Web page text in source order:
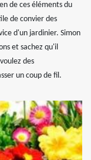
de ces éléments du
de convier des
d'un jardinier. Simon
et sachez qu'il
des
un coup de fil.